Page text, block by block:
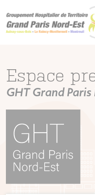
Espace
GHT Grand
Panneau de gestion des